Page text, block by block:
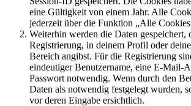
eine Gültigkeit von einem Jahr. Alle
jederzeit über die Funktion „Alle
Weiterhin werden die Daten gespeichert,
Registrierung, in deinem Profil oder
Bereich angibst. Für die Registrierung
eindeutiger Benutzername, eine E-Mail-
Passwort notwendig. Wenn durch den
Daten als notwendig festgelegt wurden,
vor deren Eingabe ersichtlich.